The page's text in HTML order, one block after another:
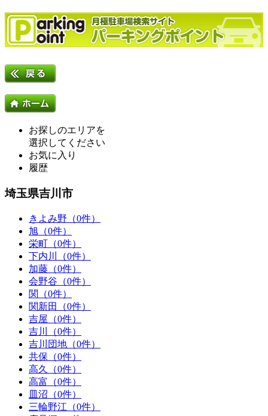
お探しのエリアを
選択してください
お気に入り
履歴
埼玉県吉川市
きよみ野（0件）
旭（0件）
栄町（0件）
下内川（0件）
加藤（0件）
会野谷（0件）
関（0件）
関新田（0件）
吉屋（0件）
吉川（0件）
吉川団地（0件）
共保（0件）
高久（0件）
高富（0件）
皿沼（0件）
三輪野江（0件）